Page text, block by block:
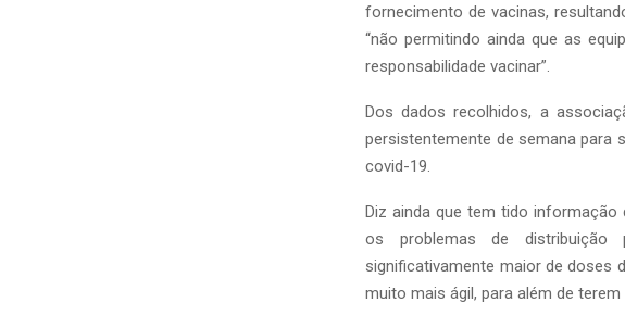
fornecimento de vacinas,
“não permitindo ainda que as
responsabilidade vacinar”.
Dos dados recolhidos, a
persistentemente de semana para
covid-19.
Diz ainda que tem tido
os problemas de distribuição
significativamente maior de doses
muito mais ágil, para além de